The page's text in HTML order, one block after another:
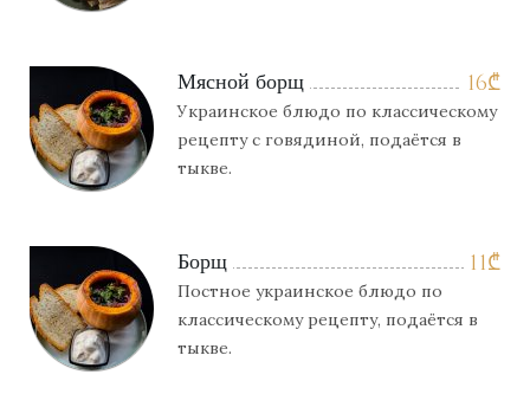
16₾
Мясной борщ
Украинское блюдо по классическому
рецепту с говядиной, подаётся в
тыкве.
11₾
Борщ
Постное украинское блюдо по
классическому рецепту, подаётся в
тыкве.